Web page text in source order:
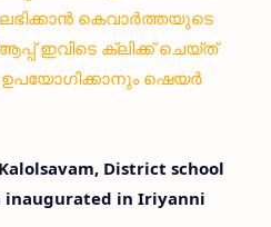
കെവാർത്തയുടെ
ഇവിടെ ക്ലിക്ക് ചെയ്ത്
ഷെയർ
District school
inaugurated in Iriyanni